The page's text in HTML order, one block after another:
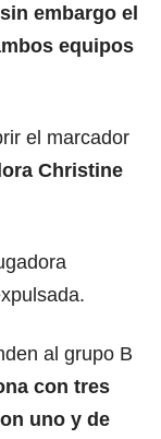
embargo el
equipos
el marcador
Christine
al grupo B
con tres
uno y de